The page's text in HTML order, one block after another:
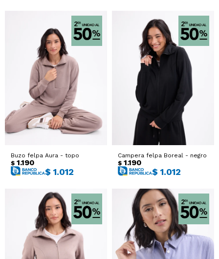
Buzo felpa Aura - topo
$ 1.190
$ 1.012
Campera felpa Boreal - negro
$ 1.190
$ 1.012